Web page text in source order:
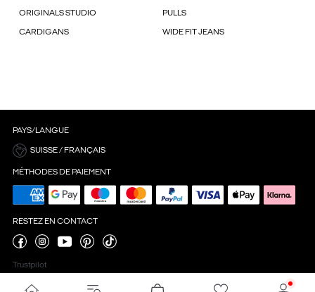
ORIGINALS STUDIO PULLS
CARDIGANS WIDE FIT JEANS
PAYS/LANGUE
SUISSE / FRANÇAIS
MÉTHODES DE PAIEMENT
RESTEZ EN CONTACT
Trustpilot